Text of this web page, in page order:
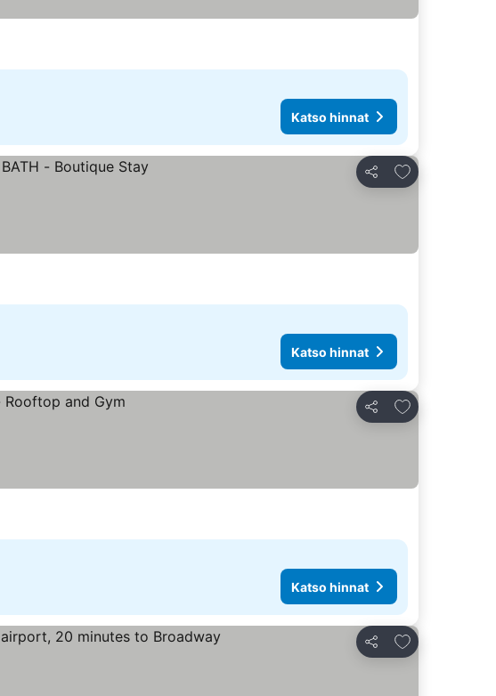
Katso hinnat
Jaa
Lisää
Katso hinnat
Jaa
Lisää
Katso hinnat
Jaa
Lisää